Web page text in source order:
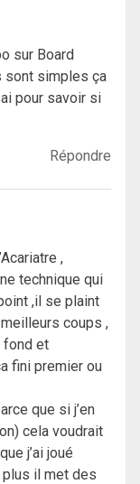
sur Board
sont simples ça
pour savoir si
Répondre
,
technique qui
,il se plaint
coups ,
fond et
fini premier ou
que si j’en
cela voudrait
j’ai joué
il met des